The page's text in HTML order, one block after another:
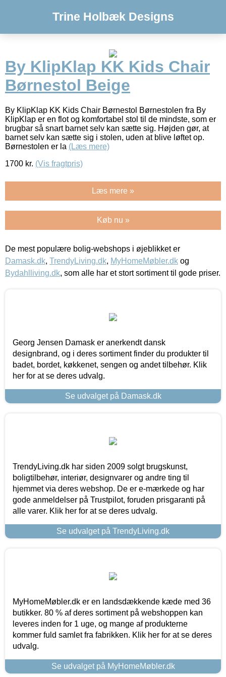
Trine Holbæk Designs
By KlipKlap KK Kids Chair
Børnestol Beige
By KlipKlap KK Kids Chair Børnestol Børnestolen fra By
KlipKlap er en flot og komfortabel stol til de mindste, som er
brugbar så snart barnet selv kan sætte sig. Højden gør, at
barnet selv kan sætte sig i stolen, uden at blive løftet op.
Børnestolen er la (Læs mere)
1700 kr. (Vis fragtpris)
Læs mere »
Køb nu »
De mest populære bolig-webshops i øjeblikket er
Damask.dk, TrendyLiving.dk, MyHomeMøbler.dk og
Bydahlliving.dk, som alle har et stort sortiment til gode priser.
Georg Jensen Damask er anerkendt dansk
designbrand, og i deres sortiment finder du produkter til
badet, bordet, køkkenet, sengen og andet tilbehør. Klik
her for at se deres udvalg.
Se udvalget på Damask.dk
TrendyLiving.dk har siden 2009 solgt brugskunst,
boligtilbehør, interiør, designvarer og andre ting til
hjemmet via deres webshop. De er e-mærkede og har
gode anmeldelser på Trustpilot, foruden prisgaranti på
alle varer. Klik her for at se deres udvalg.
Se udvalget på TrendyLiving.dk
MyHomeMøbler.dk er en landsdækkende kæde med 36
butikker. 80 % af deres sortiment på webshoppen kan
leveres inden for 1 uge, og mange af produkterne
kommer fuld samlet fra fabrikken. Klik her for at se deres
udvalg.
Se udvalget på MyHomeMøbler.dk